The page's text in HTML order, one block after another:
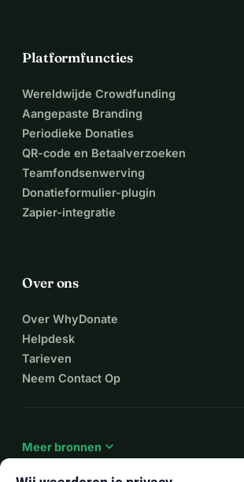
Platformfuncties
Wereldwijde Crowdfunding
Aangepaste Branding
Periodieke Donaties
QR-code en Betaalverzoeken
Teamfondsenwerving
Donatieformulier-plugin
Zapier-integratie
Over ons
Over WhyDonate
Helpdesk
Tarieven
Neem Contact Op
Meer bronnen expand_more